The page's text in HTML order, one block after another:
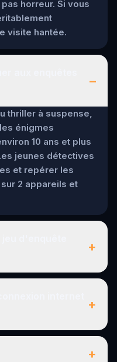
horreur. Si vous
visite hantée.
–
thriller à suspense,
énigmes
10 ans et plus
jeunes détectives
et repérer les
2 appareils et
+
+
+